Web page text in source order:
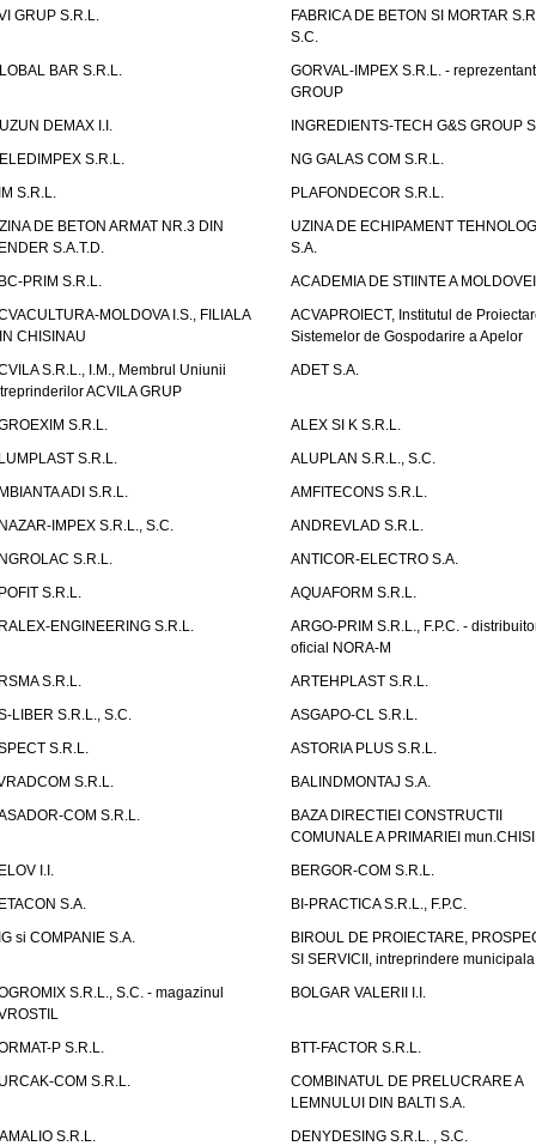
GRUP S.R.L.
FABRICA DE BETON SI MORTAR
S.C.
BAR S.R.L.
GORVAL-IMPEX S.R.L. -
GROUP
DEMAX I.I.
INGREDIENTS-TECH G&S GROUP
S.R.L.
NG GALAS COM S.R.L.
S.R.L.
PLAFONDECOR S.R.L.
DE BETON ARMAT NR.3 DIN
S.A.T.D.
UZINA DE ECHIPAMENT
S.A.
PRIM S.R.L.
ACADEMIA DE STIINTE A MOLDOVEI
MOLDOVA I.S., FILIALA
CHISINAU
ACVAPROIECT, Institutul de
Sistemelor de Gospodarire a Apelor
S.R.L., I.M., Membrul Uniunii
ACVILA GRUP
ADET S.A.
S.R.L.
ALEX SI K S.R.L.
S.R.L.
ALUPLAN S.R.L., S.C.
ADI S.R.L.
AMFITECONS S.R.L.
IMPEX S.R.L., S.C.
ANDREVLAD S.R.L.
S.R.L.
ANTICOR-ELECTRO S.A.
S.R.L.
AQUAFORM S.R.L.
ENGINEERING S.R.L.
ARGO-PRIM S.R.L., F.P.C. -
oficial NORA-M
S.R.L.
ARTEHPLAST S.R.L.
LIBER S.R.L., S.C.
ASGAPO-CL S.R.L.
S.R.L.
ASTORIA PLUS S.R.L.
S.R.L.
BALINDMONTAJ S.A.
COM S.R.L.
BAZA DIRECTIEI CONSTRUCTII
COMUNALE A PRIMARIEI
I.I.
BERGOR-COM S.R.L.
S.A.
BI-PRACTICA S.R.L., F.P.C.
si COMPANIE S.A.
BIROUL DE PROIECTARE,
SI SERVICII, intreprindere municipala
S.R.L., S.C. - magazinul
BOLGAR VALERII I.I.
P S.R.L.
BTT-FACTOR S.R.L.
COM S.R.L.
COMBINATUL DE PRELUCRARE A
LEMNULUI DIN BALTI S.A.
S.R.L.
DENYDESING S.R.L. , S.C.